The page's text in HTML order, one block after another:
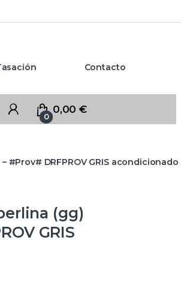
Contacto
0
0,00€
– #Prov# DRFPROV GRIS
(gg)
GRIS